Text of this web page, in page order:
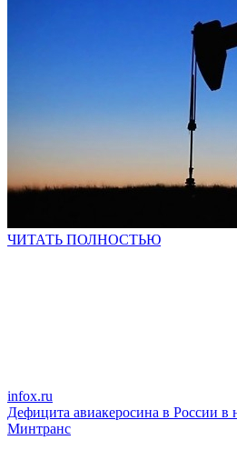
ЧИТАТЬ ПОЛНОСТЬЮ
infox.ru
Дефицита авиакеросина в России в
Минтранс